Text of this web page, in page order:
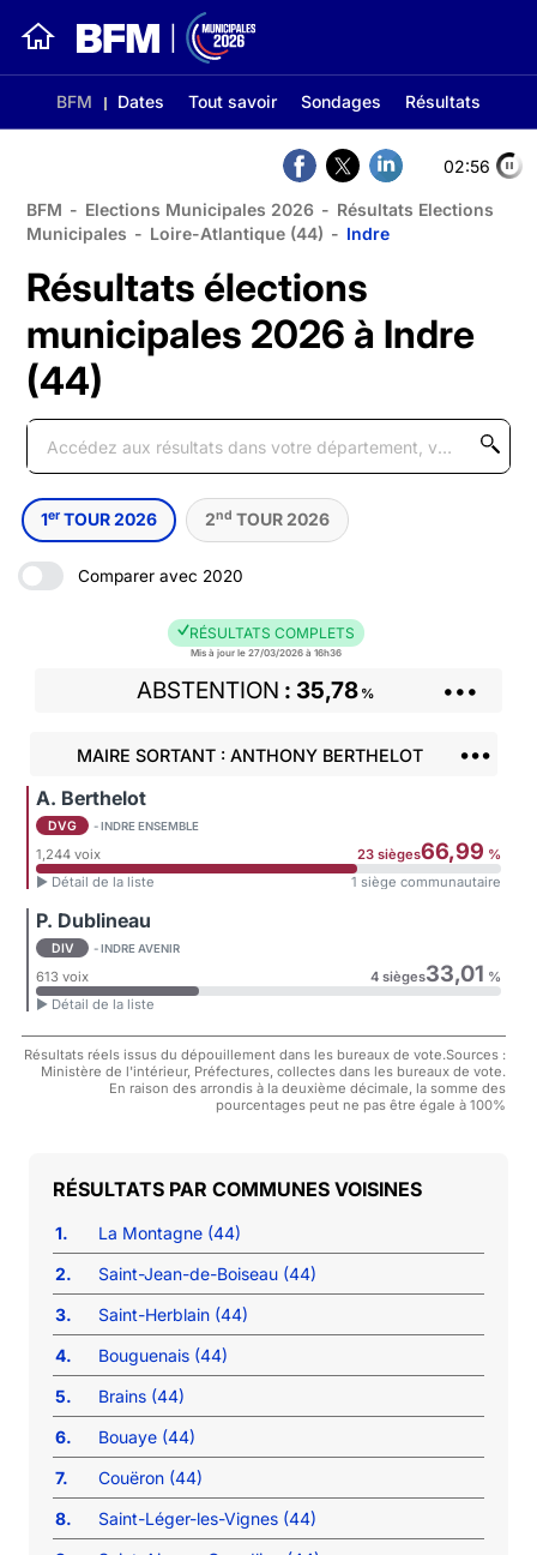
BFM Dates Tout savoir Sondages Résultats
02:56
BFM - Elections Municipales 2026 - Résultats Elections
Municipales - Loire-Atlantique (44) - Indre
Résultats élections
municipales 2026 à Indre
(44)
1er TOUR 2026 2nd TOUR 2026
Comparer avec 2020
RÉSULTATS COMPLETS
Mis à jour le 27/03/2026 à 16h36
ABSTENTION 35,78 % •••
MAIRE SORTANT : ANTHONY BERTHELOT •••
A. Berthelot
DVG - INDRE ENSEMBLE
1,244 voix 23 sièges66,99 %
► Détail de la liste
1 siège communautaire
P. Dublineau
DIV - INDRE AVENIR
613 voix 4 sièges33,01 %
► Détail de la liste
Résultats réels issus du dépouillement dans les bureaux de vote.Sources :
Ministère de l'intérieur, Préfectures, collectes dans les bureaux de vote.
En raison des arrondis à la deuxième décimale, la somme des
pourcentages peut ne pas être égale à 100%
COMMUNES VOISINES
1.
La Montagne (44)
2.
Saint-Jean-de-Boiseau (44)
3.
Saint-Herblain (44)
4.
Bouguenais (44)
5.
Brains (44)
6.
Bouaye (44)
7.
Couëron (44)
8.
Saint-Léger-les-Vignes (44)